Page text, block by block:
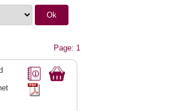
Page: 1